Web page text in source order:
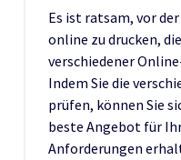
Es ist ratsam, vor
online zu drucken,
verschiedener
Indem Sie die
prüfen, können Sie
beste Angebot für
Anforderungen